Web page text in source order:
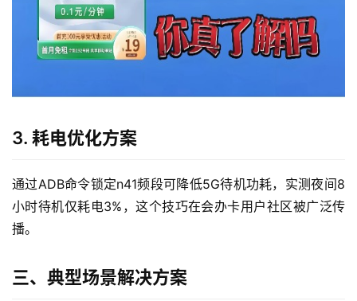
流
量
3. 耗电优化方案
通过ADB命令锁定n41频段可降低5G待机功耗，实测夜间8
小时待机仅耗电3%，这个技巧在会办卡用户社区被广泛传
播。
三、典型场景解决方案